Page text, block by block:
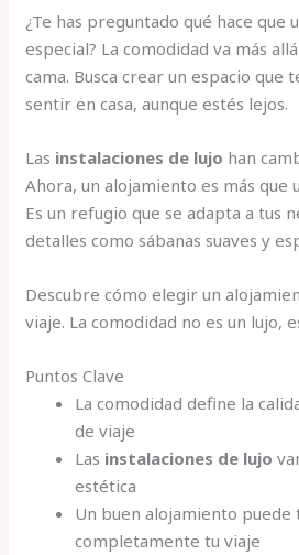
¿Te has preguntado qué hace que
especial? La comodidad va más
cama. Busca crear un espacio que
sentir en casa, aunque estés lejos.
Las instalaciones de lujo han
Ahora, un alojamiento es más que
Es un refugio que se adapta a tus
detalles como sábanas suaves y
Descubre cómo elegir un
viaje. La comodidad no es un lujo,
Puntos Clave
La comodidad define la
de viaje
Las instalaciones de lujo
estética
Un buen alojamiento
completamente tu viaje